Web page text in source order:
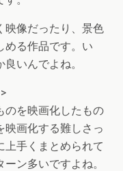
映像だったり、景色
める作品です。い
いんでよね。
のを映画化したもの
映画化する難しさっ
上手くまとめられて
ン多いですよね。